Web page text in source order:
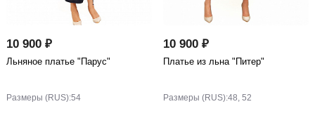
10 900 ₽
Льняное платье "Парус"
Размеры (RUS):54
10 900 ₽
Платье из льна "Питер"
Размеры (RUS):48, 52